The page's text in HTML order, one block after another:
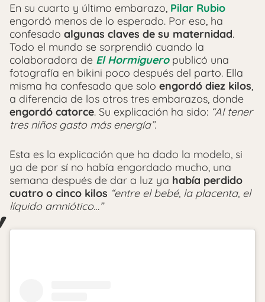
En su cuarto y último embarazo, Pilar Rubio
engordó menos de lo esperado. Por eso, ha
confesado algunas claves de su maternidad.
Todo el mundo se sorprendió cuando la
colaboradora de El Hormigueropublicó una
fotografía en bikini poco después del parto. Ella
misma ha confesado que solo engordó diez kilos,
a diferencia de los otros tres embarazos, donde
engordó catorce. Su explicación ha sido: “Al tener
tres niños gasto más energía”.
Esta es la explicación que ha dado la modelo, si
ya de por sí no había engordado mucho, una
semana después de dar a luz ya había perdido
cuatro o cinco kilos “entre el bebé, la placenta, el
líquido amniótico…”